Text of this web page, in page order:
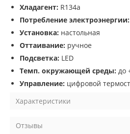
Хладагент: R134a
Потребление электроэнергии:
Установка: настольная
Оттаивание: ручное
Подсветка: LED
Темп. окружающей среды: до
Управление: цифровой
Характеристики
Отзывы